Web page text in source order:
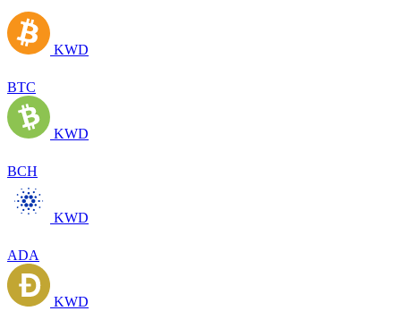
KWD
BTC
KWD
BCH
KWD
ADA
KWD